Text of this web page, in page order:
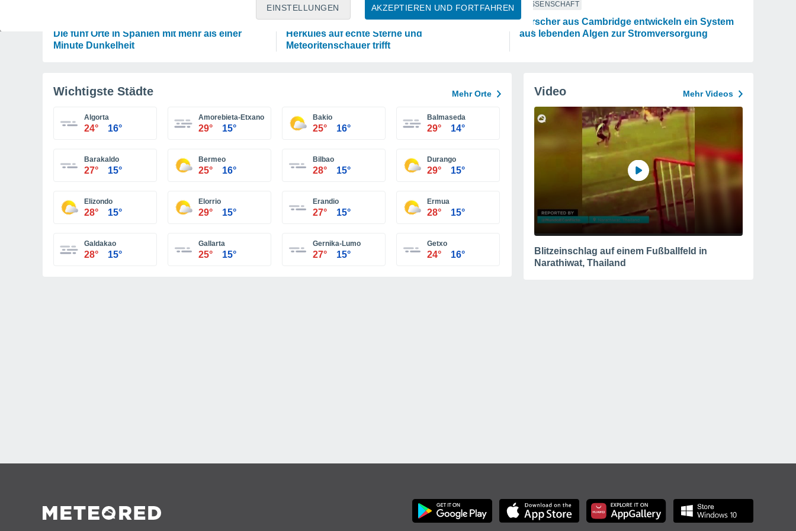
AKZEPTIEREN UND FORTFAHREN
EINSTELLUNGEN
Die fünf Orte in Spanien mit mehr als einer
Minute Dunkelheit
ASTRONOMIE
Das Sternbild Löwe: Wo der Mythos des
Herkules auf echte Sterne und
Meteoritenschauer trifft
WISSENSCHAFT
Forscher aus Cambridge entwickeln ein System
aus lebenden Algen zur Stromversorgung
Wichtigste Städte Mehr Orte
Algorta
24° 16°
Amorebieta-Etxano
29° 15°
Bakio
25° 16°
Balmaseda
29° 14°
Barakaldo
27° 15°
Bermeo
25° 16°
Bilbao
28° 15°
Durango
29° 15°
Elizondo
28° 15°
Elorrio
29° 15°
Erandio
27° 15°
Ermua
28° 15°
Galdakao
28° 15°
Gallarta
25° 15°
Gernika-Lumo
27° 15°
Getxo
24° 16°
Video Mehr Videos
Blitzeinschlag auf einem Fußballfeld in
Narathiwat, Thailand